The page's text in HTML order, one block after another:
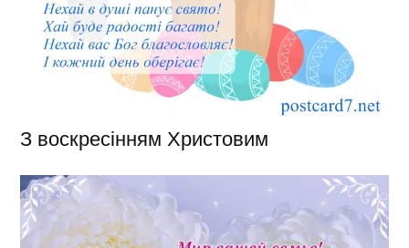
З воскресінням Христовим